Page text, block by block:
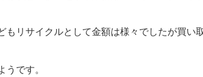
リサイクルとして金額は様々でしたが買い
です。